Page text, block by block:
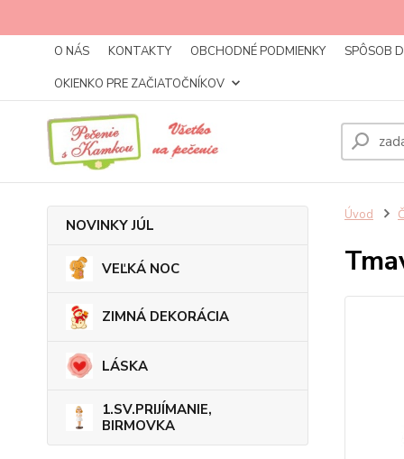
O NÁS KONTAKTY OBCHODNÉ PODMIENKY
SPÔSOB
OKIENKO PRE ZAČIATOČNÍKOV
NOVINKY JÚL
VEĽKÁ NOC
ZIMNÁ DEKORÁCIA
LÁSKA
1.SV.PRIJÍMANIE,
BIRMOVKA
Úvod